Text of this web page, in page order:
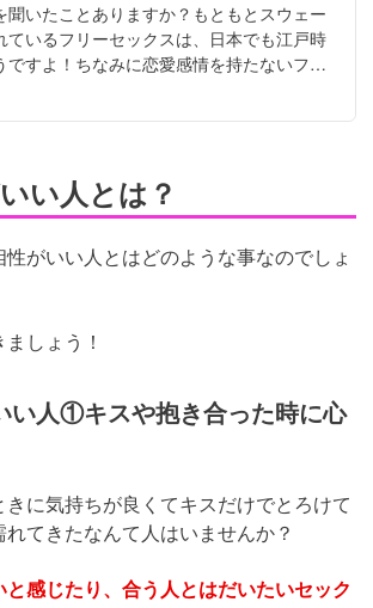
聞いたことありますか？もともとスウェー
ているフリーセックスは、日本でも江戸時
ですよ！ちなみに恋愛感情を持たないフリ
ろいろな効果もあるのだとか。フリーセ
しみ方を紹介しますね。
い人とは？
がいい人とはどのような事なのでしょ
しょう！
い人①キスや抱き合った時に心
に気持ちが良くてキスだけでとろけて
てきたなんて人はいませんか？
感じたり、合う人とはだいたいセック